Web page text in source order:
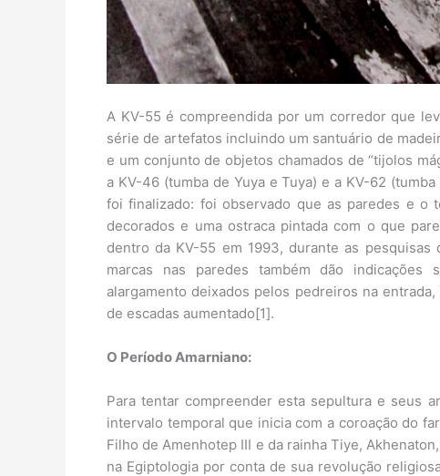
A KV-55 é compreendida por um corredor que
série de artefatos incluindo um santuário de
e um conjunto de objetos chamados de “tijolos
a KV-46 (tumba de Yuya e Tuya) e a KV-62
foi finalizado: foi observado que as paredes e o
decorados e uma ostraca pintada com o que
dentro da KV-55 em 1993, durante as pesquisas
marcas nas paredes também dão
alargamento deixados pelos pedreiros na
de escadas aumentado[1].
O Período Amarniano:
Para tentar compreender esta sepultura e seus
intervalo temporal que inicia com a coroação do
Filho de Amenhotep III e da rainha Tiye,
na Egiptologia por conta de sua revolução